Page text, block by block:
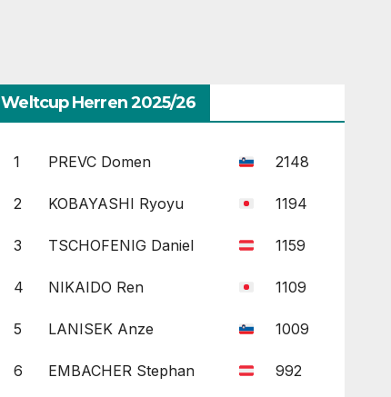
Weltcup Herren 2025/26
1 PREVC Domen 2148
2 KOBAYASHI Ryoyu 1194
3 TSCHOFENIG Daniel 1159
4 NIKAIDO Ren 1109
5 LANISEK Anze 1009
6 EMBACHER Stephan 992